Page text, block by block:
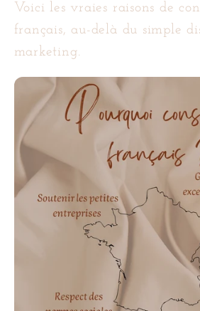
Voici les vraies raisons de
français, au-delà du simple
marketing.